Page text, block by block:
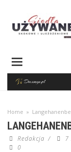
Home »
Redakcja /
7
0